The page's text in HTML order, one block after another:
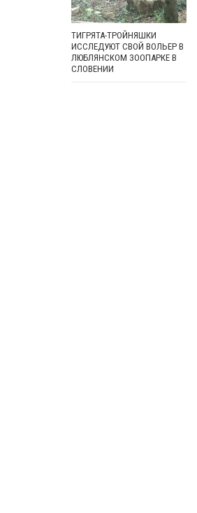
ТИГРЯТА-ТРОЙНЯШКИ
ИССЛЕДУЮТ СВОЙ ВОЛЬЕР В
ЛЮБЛЯНСКОМ ЗООПАРКЕ В
СЛОВЕНИИ